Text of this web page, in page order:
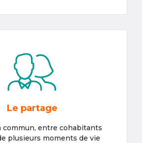
Le partage
commun, entre cohabitants
plusieurs moments de vie